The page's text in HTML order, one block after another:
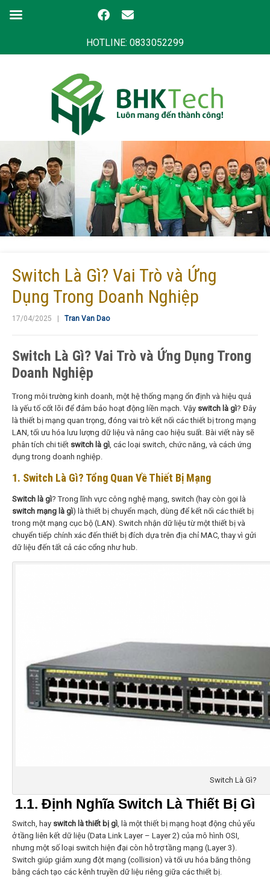
HOTLINE: 0833052299
Switch Là Gì? Vai Trò và Ứng
Dụng Trong Doanh Nghiệp
17/04/2025 | Tran Van Dao
Switch Là Gì? Vai Trò và Ứng Dụng Trong
Doanh Nghiệp
Trong môi trường kinh doanh, một hệ thống mạng ổn định và hiệu quả
là yếu tố cốt lõi để đảm bảo hoạt động liền mạch. Vậy switch là gì? Đây
là thiết bị mạng quan trọng, đóng vai trò kết nối các thiết bị trong mạng
LAN, tối ưu hóa lưu lượng dữ liệu và nâng cao hiệu suất. Bài viết này sẽ
phân tích chi tiết switch là gì, các loại switch, chức năng, và cách ứng
dụng trong doanh nghiệp.
1. Switch Là Gì? Tổng Quan Về Thiết Bị Mạng
Switch là gì? Trong lĩnh vực công nghệ mạng, switch (hay còn gọi là
switch mạng là gì) là thiết bị chuyển mạch, dùng để kết nối các thiết bị
trong một mạng cục bộ (LAN). Switch nhận dữ liệu từ một thiết bị và
chuyển tiếp chính xác đến thiết bị đích dựa trên địa chỉ MAC, thay vì gửi
dữ liệu đến tất cả các cổng như hub.
Switch Là Gì?
1.1. Định Nghĩa Switch Là Thiết Bị Gì
Switch, hay switch là thiết bị gì , là một thiết bị mạng hoạt động chủ yếu
ở tầng liên kết dữ liệu (Data Link Layer – Layer 2) của mô hình OSI,
nhưng một số loại switch hiện đại còn hỗ trợ tầng mạng (Layer 3).
Switch giúp giảm xung đột mạng (collision) và tối ưu hóa băng thông
bằng cách tạo các kênh truyền dữ liệu riêng giữa các thiết bị.